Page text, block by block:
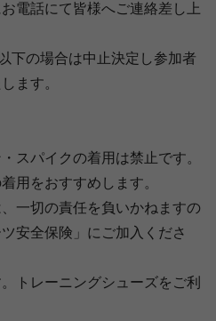
電話にて皆様へご連絡差し上
下の場合は中止決定し参加者
ます。
スパイクの着用は禁止です。
用をおすすめします。
一切の責任を負いかねますの
安全保険」にご加入くださ
トレーニングシューズをご利